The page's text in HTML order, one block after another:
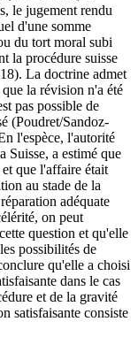
le jugement rendu
d'une somme
du tort moral subi
la procédure suisse
La doctrine admet
la révision n'a été
pas possible de
(Poudret/Sandoz-
l'espèce, l'autorité
Suisse, a estimé que
que l'affaire était
au stade de la
adéquate
on peut
question et qu'elle
possibilités de
qu'elle a choisi
dans le cas
et de la gravité
satisfaisante consiste